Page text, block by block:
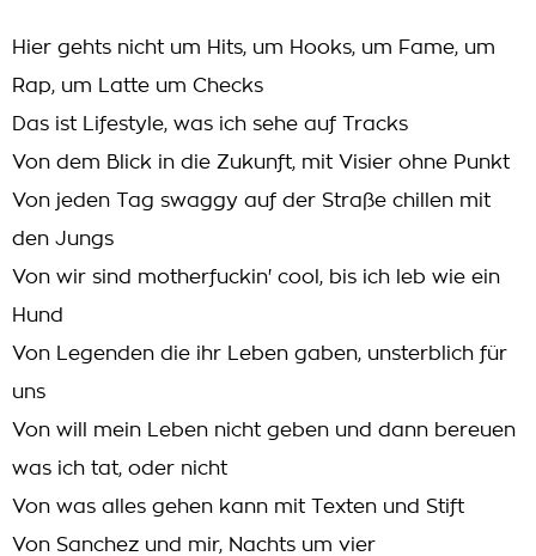
Hier gehts nicht um Hits, um Hooks, um Fame, um
Rap, um Latte um Checks
Das ist Lifestyle, was ich sehe auf Tracks
Von dem Blick in die Zukunft, mit Visier ohne Punkt
Von jeden Tag swaggy auf der Straße chillen mit
den Jungs
Von wir sind motherfuckin' cool, bis ich leb wie ein
Hund
Von Legenden die ihr Leben gaben, unsterblich für
uns
Von will mein Leben nicht geben und dann bereuen
was ich tat, oder nicht
Von was alles gehen kann mit Texten und Stift
Von Sanchez und mir, Nachts um vier